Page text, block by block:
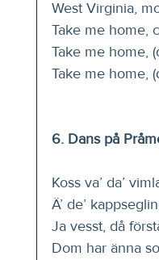
West Virginia,
Take me home,
Take me home,
Take me home,
6. Dans på
Koss va’ da’
Ä’ de’
Ja vesst, då
Dom har änna